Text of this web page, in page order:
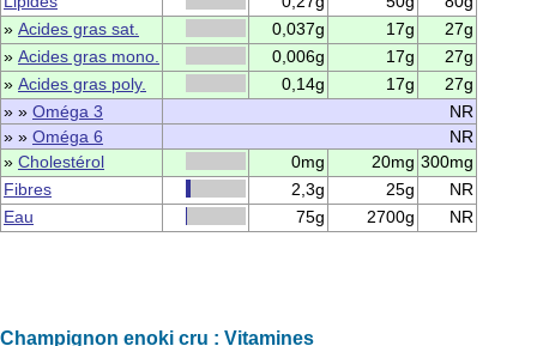
» Acides gras sat. 0,037g 17g
27g
» Acides gras mono. 0,006g 17g
27g
» Acides gras poly. 0,14g 17g
27g
» » Oméga 3
NR
» » Oméga 6
NR
» Cholestérol 0mg 20mg 300mg
Fibres
2,3g 25g
NR
Eau
75g 2700g NR
Champignon enoki cru : Vitamines